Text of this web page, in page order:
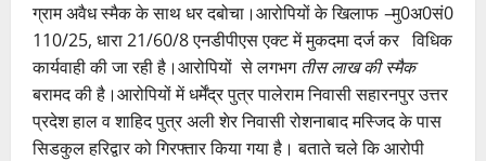
ग्राम अवैध स्मैक के साथ धर दबोचा।आरोपियों के खिलाफ –मु0अ0सं0
110/25, धारा 21/60/8 एनडीपीएस एक्ट में मुकदमा दर्ज कर विधिक
कार्यवाही की जा रही है।आरोपियों से लगभगतीस लाख की स्मैक
बरामद की है।आरोपियों में धर्मेंद्र पुत्र पालेराम निवासी सहारनपुर उत्तर
प्रदेश हाल व शाहिद पुत्र अली शेर निवासी रोशनाबाद मस्जिद के पास
सिडकुल हरिद्वार को गिरफ्तार किया गया है। बताते चले कि आरोपी